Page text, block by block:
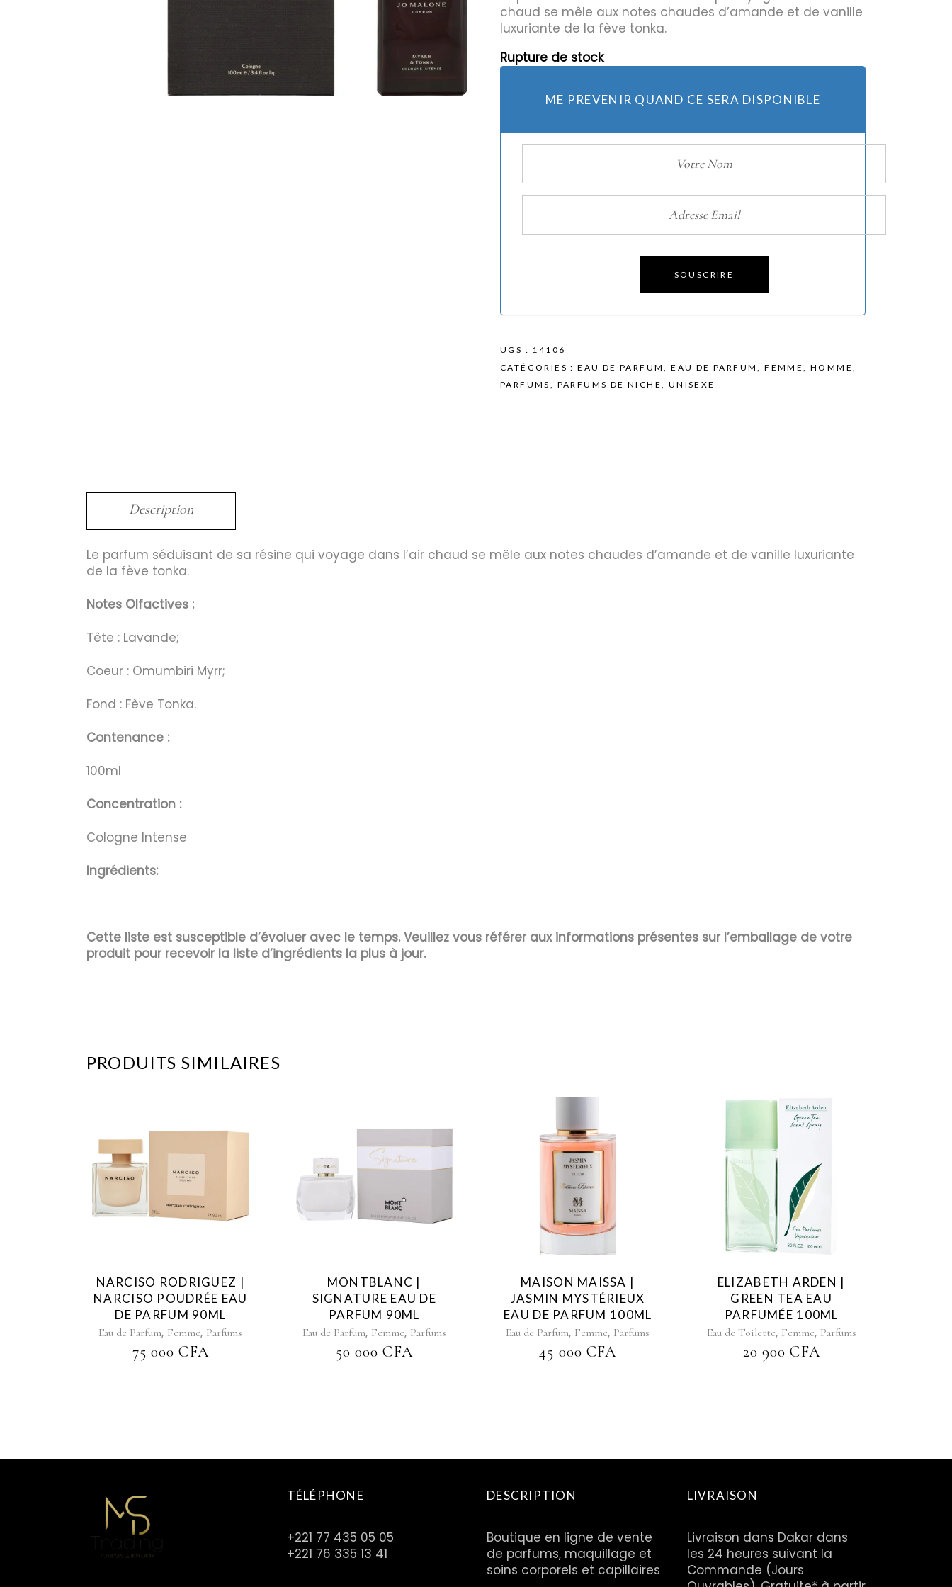
Protection Solaire
chaud se mêle aux notes chaudes d’amande et de vanille
luxuriante de la fève tonka.
Rupture de stock
ME PREVENIR QUAND CE SERA DISPONIBLE
SOUSCRIRE
UGS : 14106
CATÉGORIES :EAU DE PARFUM,EAU DE PARFUM,FEMME,HOMME,
PARFUMS , PARFUMS DE NICHE, UNISEXE
Description
Le parfum séduisant de sa résine qui voyage dans l’air chaud se mêle aux notes chaudes d’amande et de vanille luxuriante
de la fève tonka.
Notes Olfactives :
Tête : Lavande;
Coeur : Omumbiri Myrr;
Fond : Fève Tonka.
Contenance :
100ml
Concentration :
Cologne Intense
Ingrédients:
Cette liste est susceptible d’évoluer avec le temps. Veuillez vous référer aux informations présentes sur l’emballage de votre
produit pour recevoir la liste d’ingrédients la plus à jour.
PRODUITS SIMILAIRES
NARCISO RODRIGUEZ |
NARCISO POUDRÉE EAU
DE PARFUM 90ML
Eau de Parfum, Femme, Parfums
75 000CFA
MONTBLANC |
SIGNATURE EAU DE
PARFUM 90ML
Eau de Parfum, Femme, Parfums
50 000CFA
MAISON MAISSA |
JASMIN MYSTÉRIEUX
EAU DE PARFUM 100ML
Eau de Parfum, Femme, Parfums
45 000 CFA
ELIZABETH ARDEN |
GREEN TEA EAU
PARFUMÉE 100ML
Eau de Toilette, Femme, Parfums
20 900CFA
TÉLÉPHONE
+221 77 435 05 05
+221 76 335 13 41
DESCRIPTION
Boutique en ligne de vente
de parfums, maquillage et
soins corporels et capillaires
LIVRAISON
Livraison dans Dakar dans
les 24 heures suivant la
Commande (Jours